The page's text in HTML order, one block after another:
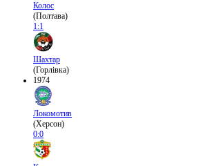
Колос
(Полтава)
1:1
Шахтар
(Горлівка)
1974
Локомотив
(Херсон)
0:0